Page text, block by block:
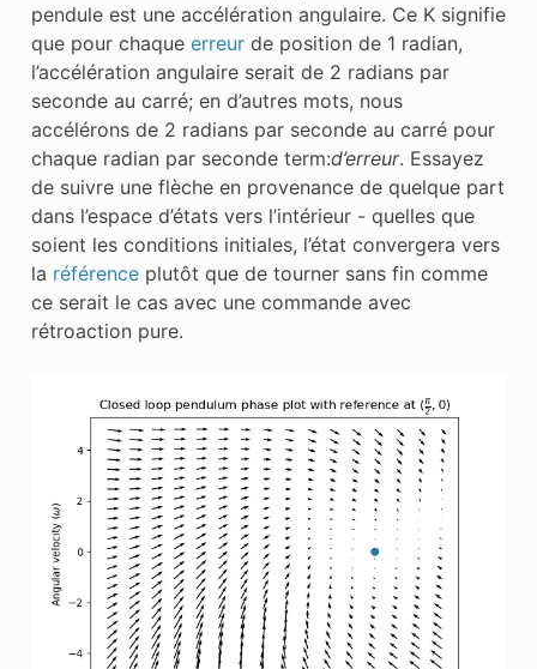
pendule est une accélération angulaire. Ce K signifie
que pour chaque erreurde position de 1 radian,
l’accélération angulaire serait de 2 radians par
seconde au carré; en d’autres mots, nous
accélérons de 2 radians par seconde au carré pour
chaque radian par seconde term:d’erreur. Essayez
de suivre une flèche en provenance de quelque part
dans l’espace d’états vers l’intérieur - quelles que
soient les conditions initiales, l’état convergera vers
la référenceplutôt que de tourner sans fin comme
ce serait le cas avec une commande avec
rétroaction pure.